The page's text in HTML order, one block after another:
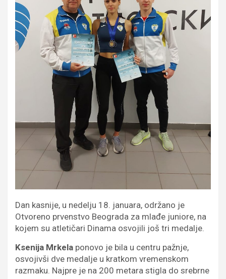
Dan kasnije, u nedelju 18. januara, održano je
Otvoreno prvenstvo Beograda za mlađe juniore, na
kojem su atletičari Dinama osvojili još tri medalje.
Ksenija Mrkela ponovo je bila u centru pažnje,
osvojivši dve medalje u kratkom vremenskom
razmaku. Najpre je na 200 metara stigla do srebrne